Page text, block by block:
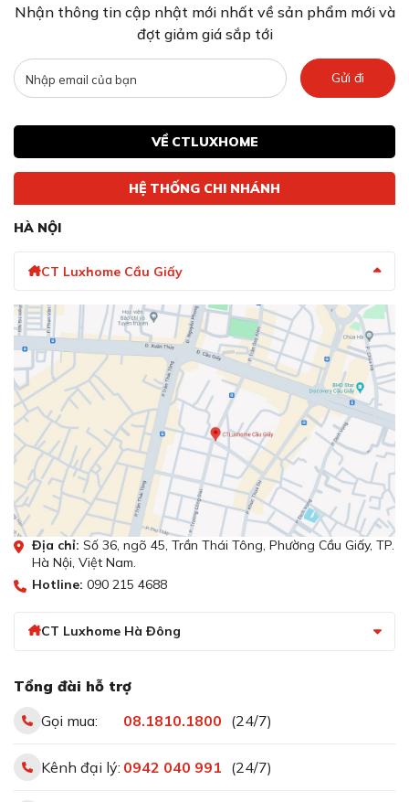
Nhận thông tin cập nhật mới nhất về sản phẩm mới và
đợt giảm giá sắp tới
Gửi đi
VỀ CTLUXHOME
HỆ THỐNG CHI NHÁNH
HÀ NỘI
CT Luxhome Cầu Giấy
Địa chỉ: Số 36, ngõ 45, Trần Thái Tông, Phường Cầu Giấy, TP.
Hà Nội, Việt Nam.
Hotline: 090 215 4688
CT Luxhome Hà Đông
Tổng đài hỗ trợ
Gọi mua:
08.1810.1800 (24/7)
Kênh đại lý: 0942 040 991 (24/7)